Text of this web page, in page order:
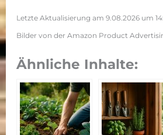
Letzte Aktualisierung am 9.08.2026 um
Bilder von der Amazon Product
Ähnliche Inhalte: